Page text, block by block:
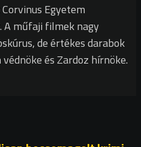
Egyetem
A műfaji filmek nagy
de értékes darabok
és Zardoz hírnöke.